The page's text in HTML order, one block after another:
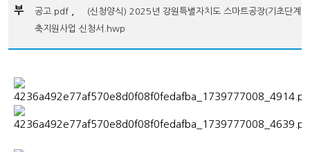
부
공고.pdf
(신청양식) 2025년 강원특별자치도 스마트공장(기초단계)
축지원사업 신청서.hwp